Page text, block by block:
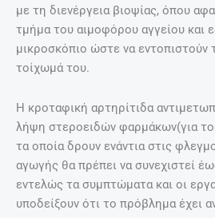
με τη διενέργεια βιοψίας, όπου
τμήμα του αιμοφόρου αγγείου και
μικροσκόπιο ώστε να εντοπιστούν
τοίχωμά του.
Η κροταφική αρτηρίτιδα
λήψη στεροειδών φαρμάκων(για
τα οποία δρουν ενάντια στις
αγωγής θα πρέπει να συνεχιστεί
εντελώς τα συμπτώματα και οι
υποδείξουν ότι το πρόβλημα έχει